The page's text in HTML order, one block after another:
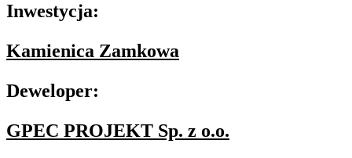
Inwestycja:
Kamienica Zamkowa
Deweloper:
GPEC PROJEKT Sp. z o.o.